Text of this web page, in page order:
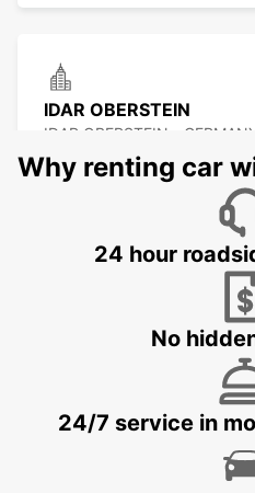
IDAR OBERSTEIN
IDAR OBERSTEIN -
ST. WENDEL
Why renting car
24 hour
No
24/7 service in